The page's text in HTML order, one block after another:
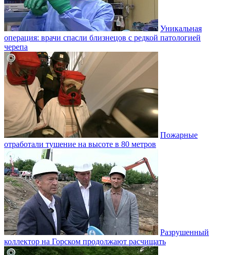
Уникальная
операция: врачи спасли близнецов с редкой патологией
черепа
Пожарные
отработали тушение на высоте в 80 метров
Разрушенный
коллектор на Горском продолжают расчищать